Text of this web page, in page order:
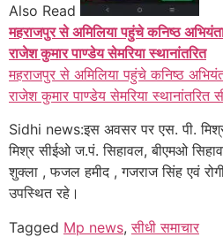
Also Read
महराजपुर से अमिलिया पहुंचे कनिष्ठ
राजेश कुमार पाण्डेय सेमरिया स्थानांतरित
महराजपुर से अमिलिया पहुंचे कनिष्ठ
राजेश कुमार पाण्डेय सेमरिया स्थानांतरित
Sidhi news:इस अवसर पर एस. पी.
मिश्र सीईओ ज.पं. सिहावल, बीएमओ
शुक्ला , फजल हमीद , गजराज सिंह एवं
उपस्थित रहे।
Tagged Mp news,सीधी समाचार